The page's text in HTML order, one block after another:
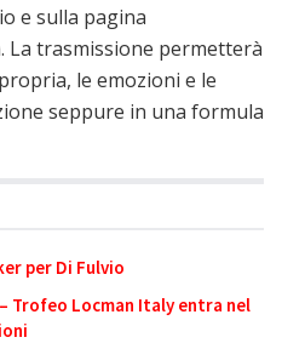
e sulla pagina
La trasmissione permetterà
le emozioni e le
seppure in una formula
per Di Fulvio
Trofeo Locman Italy entra nel